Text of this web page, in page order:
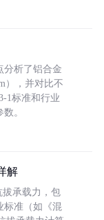
分析了铝合金
），并对比不
1标准和行业
。
解
拔承载力，包
标准（如《混